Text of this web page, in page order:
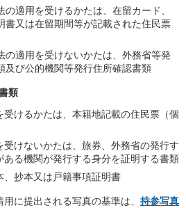
の適用を受けるかたは、在留カード、
書又は在留期間等が記載された住民票
の適用を受けないかたは、外務省等発
及び公的機関等発行住所確認書類
類
けるかたは、本籍地記載の住民票（個
けないかたは、旅券、外務省の発行す
ある機関が発行する身分を証明する書類
、抄本又は戸籍事項証明書
に提出される写真の基準は、 持参写真